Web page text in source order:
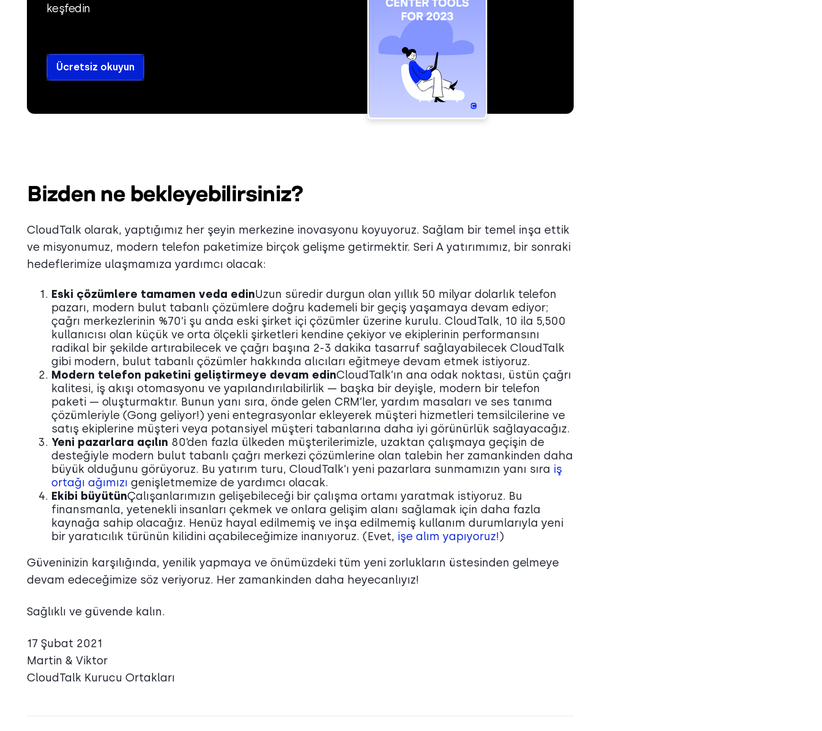
keşfedin
Ücretsiz okuyun
Bizden ne bekleyebilirsiniz?
CloudTalk olarak, yaptığımız her şeyin merkezine inovasyonu koyuyoruz. Sağlam bir temel inşa ettik
ve misyonumuz, modern telefon paketimize birçok gelişme getirmektir. Seri A yatırımımız, bir sonraki
hedeflerimize ulaşmamıza yardımcı olacak:
Eski çözümlere tamamen veda edinUzun süredir durgun olan yıllık 50 milyar dolarlık telefon
pazarı, modern bulut tabanlı çözümlere doğru kademeli bir geçiş yaşamaya devam ediyor;
çağrı merkezlerinin %70’i şu anda eski şirket içi çözümler üzerine kurulu. CloudTalk, 10 ila 5,500
kullanıcısı olan küçük ve orta ölçekli şirketleri kendine çekiyor ve ekiplerinin performansını
radikal bir şekilde artırabilecek ve çağrı başına 2-3 dakika tasarruf sağlayabilecek CloudTalk
gibi modern, bulut tabanlı çözümler hakkında alıcıları eğitmeye devam etmek istiyoruz.
Modern telefon paketini geliştirmeye devam edinCloudTalk’ın ana odak noktası, üstün çağrı
kalitesi, iş akışı otomasyonu ve yapılandırılabilirlik — başka bir deyişle, modern bir telefon
paketi — oluşturmaktır. Bunun yanı sıra, önde gelen CRM’ler, yardım masaları ve ses tanıma
çözümleriyle (Gong geliyor!) yeni entegrasyonlar ekleyerek müşteri hizmetleri temsilcilerine ve
satış ekiplerine müşteri veya potansiyel müşteri tabanlarına daha iyi görünürlük sağlayacağız.
Yeni pazarlara açılın 80’den fazla ülkeden müşterilerimizle, uzaktan çalışmaya geçişin de
desteğiyle modern bulut tabanlı çağrı merkezi çözümlerine olan talebin her zamankinden daha
büyük olduğunu görüyoruz. Bu yatırım turu, CloudTalk’ı yeni pazarlara sunmamızın yanı sıra iş
ortağı ağımızı genişletmemize de yardımcı olacak.
Ekibi büyütünÇalışanlarımızın gelişebileceği bir çalışma ortamı yaratmak istiyoruz. Bu
finansmanla, yetenekli insanları çekmek ve onlara gelişim alanı sağlamak için daha fazla
kaynağa sahip olacağız. Henüz hayal edilmemiş ve inşa edilmemiş kullanım durumlarıyla yeni
bir yaratıcılık türünün kilidini açabileceğimize inanıyoruz. (Evet, işe alım yapıyoruz!)
Güveninizin karşılığında, yenilik yapmaya ve önümüzdeki tüm yeni zorlukların üstesinden gelmeye
devam edeceğimize söz veriyoruz. Her zamankinden daha heyecanlıyız!
Sağlıklı ve güvende kalın.
17 Şubat 2021
Martin & Viktor
CloudTalk Kurucu Ortakları